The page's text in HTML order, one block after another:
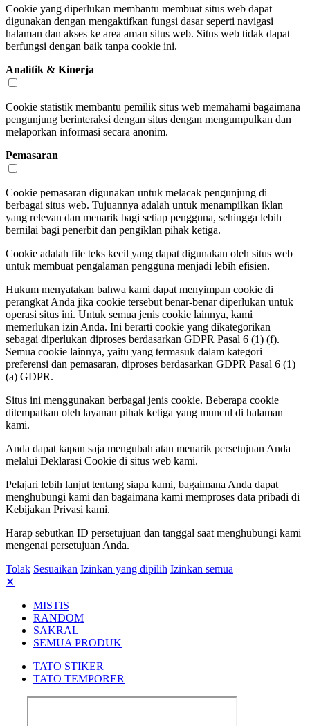
Cookie yang diperlukan membantu membuat situs web dapat
digunakan dengan mengaktifkan fungsi dasar seperti navigasi
halaman dan akses ke area aman situs web. Situs web tidak dapat
berfungsi dengan baik tanpa cookie ini.
Analitik & Kinerja
Cookie statistik membantu pemilik situs web memahami bagaimana
pengunjung berinteraksi dengan situs dengan mengumpulkan dan
melaporkan informasi secara anonim.
Pemasaran
Cookie pemasaran digunakan untuk melacak pengunjung di
berbagai situs web. Tujuannya adalah untuk menampilkan iklan
yang relevan dan menarik bagi setiap pengguna, sehingga lebih
bernilai bagi penerbit dan pengiklan pihak ketiga.
Cookie adalah file teks kecil yang dapat digunakan oleh situs web
untuk membuat pengalaman pengguna menjadi lebih efisien.
Hukum menyatakan bahwa kami dapat menyimpan cookie di
perangkat Anda jika cookie tersebut benar-benar diperlukan untuk
operasi situs ini. Untuk semua jenis cookie lainnya, kami
memerlukan izin Anda. Ini berarti cookie yang dikategorikan
sebagai diperlukan diproses berdasarkan GDPR Pasal 6 (1) (f).
Semua cookie lainnya, yaitu yang termasuk dalam kategori
preferensi dan pemasaran, diproses berdasarkan GDPR Pasal 6 (1)
(a) GDPR.
Situs ini menggunakan berbagai jenis cookie. Beberapa cookie
ditempatkan oleh layanan pihak ketiga yang muncul di halaman
kami.
Anda dapat kapan saja mengubah atau menarik persetujuan Anda
melalui Deklarasi Cookie di situs web kami.
Pelajari lebih lanjut tentang siapa kami, bagaimana Anda dapat
menghubungi kami dan bagaimana kami memproses data pribadi di
Kebijakan Privasi kami.
Harap sebutkan ID persetujuan dan tanggal saat menghubungi kami
mengenai persetujuan Anda.
Tolak Sesuaikan Izinkan yang dipilih Izinkan semua
✕
MISTIS
RANDOM
SAKRAL
SEMUA PRODUK
TATO STIKER
TATO TEMPORER